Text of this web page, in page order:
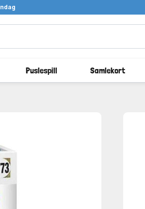
Puslespill Samlekort